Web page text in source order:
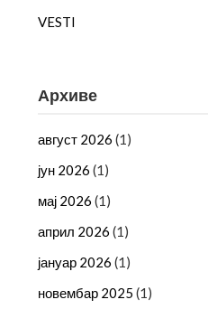
VESTI
Архиве
август 2026 (1)
јун 2026 (1)
мај 2026 (1)
април 2026 (1)
јануар 2026 (1)
новембар 2025 (1)